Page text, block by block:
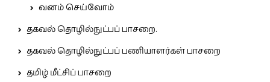
வனம் செய்வோம்
தகவல் தொழில்நுட்பப் பாசறை.
தகவல் தொழில்நுட்பப் பணியாளர்கள் பாசறை
தமிழ் மீட்சிப் பாசறை